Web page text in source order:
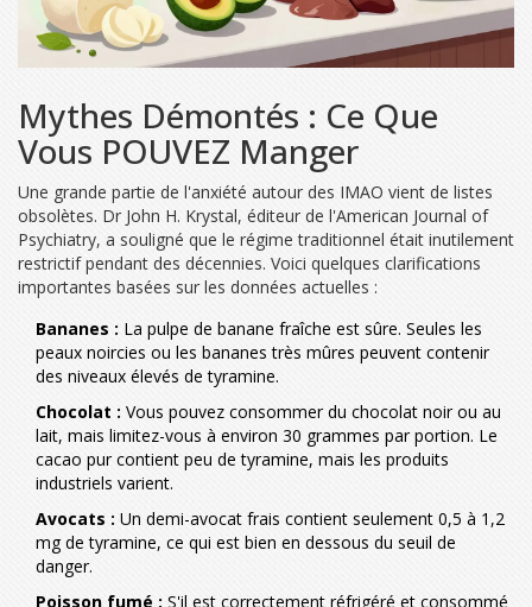
Mythes Démontés : Ce Que
Vous POUVEZ Manger
Une grande partie de l'anxiété autour des IMAO vient de listes
obsolètes. Dr John H. Krystal, éditeur de l'American Journal of
Psychiatry, a souligné que le régime traditionnel était inutilement
restrictif pendant des décennies. Voici quelques clarifications
importantes basées sur les données actuelles :
Bananes : La pulpe de banane fraîche est sûre. Seules les
peaux noircies ou les bananes très mûres peuvent contenir
des niveaux élevés de tyramine.
Chocolat : Vous pouvez consommer du chocolat noir ou au
lait, mais limitez-vous à environ 30 grammes par portion. Le
cacao pur contient peu de tyramine, mais les produits
industriels varient.
Avocats : Un demi-avocat frais contient seulement 0,5 à 1,2
mg de tyramine, ce qui est bien en dessous du seuil de
danger.
Poisson fumé : S'il est correctement réfrigéré et consommé